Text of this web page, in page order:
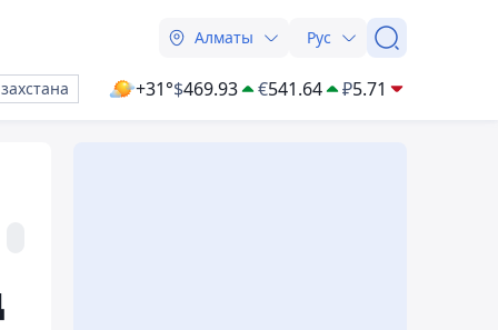
Алматы Рус
+31°$469.93 €541.64 ₽5.71